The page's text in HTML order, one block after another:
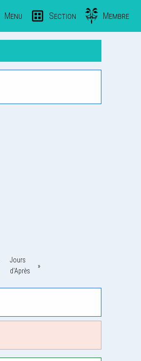
Menu Section Membre
Jours
d'Après